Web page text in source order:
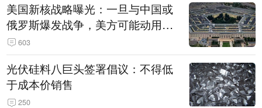
美国新核战略曝光：一旦与中国或
俄罗斯爆发战争，美方可能动用战
术核武器
603
光伏硅料八巨头签署倡议：不得低
于成本价销售
250